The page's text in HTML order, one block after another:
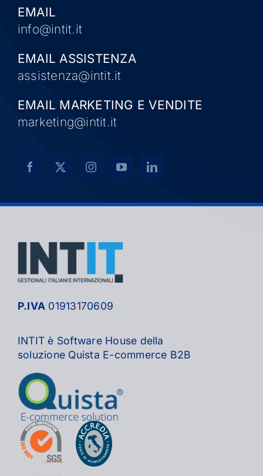
EMAIL
info@intit.it
EMAIL ASSISTENZA
assistenza@intit.it
EMAIL MARKETING E VENDITE
marketing@intit.it
P.IVA 01913170609
INTIT è Software House della
soluzione Quista E-commerce B2B